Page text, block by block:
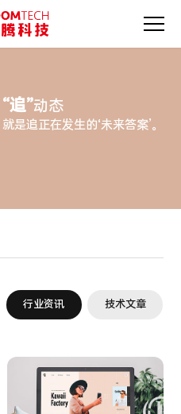
“追”动态
就是追正在发生的‘未来答案’。
行业资讯 技术文章